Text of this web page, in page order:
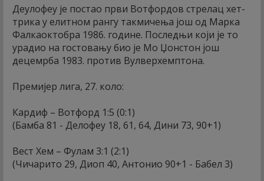
Деулофеу је постао први Вотфордов стрелац хет-
трика у елитном рангу такмичења још од Марка
Фалкаоктобра 1986. године. Последњи који је то
урадио на гостовању био је Мо Џонстон још
децемрба 1983. против Вулверхемптона.
Премијер лига, 27. коло:
Кардиф – Вотфорд 1:5 (0:1)
(Бамба 81 - Делофеу 18, 61, 64, Дини 73, 90+1)
Вест Хем – Фулам 3:1 (2:1)
(Чичарито 29, Диоп 40, Антонио 90+1 - Бабел 3)